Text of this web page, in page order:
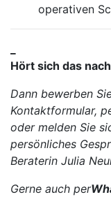
operativen
Hört sich das
Dann bewerben
Kontaktformular,
oder melden Sie
persönliches
Beraterin Julia
Gerne auch per